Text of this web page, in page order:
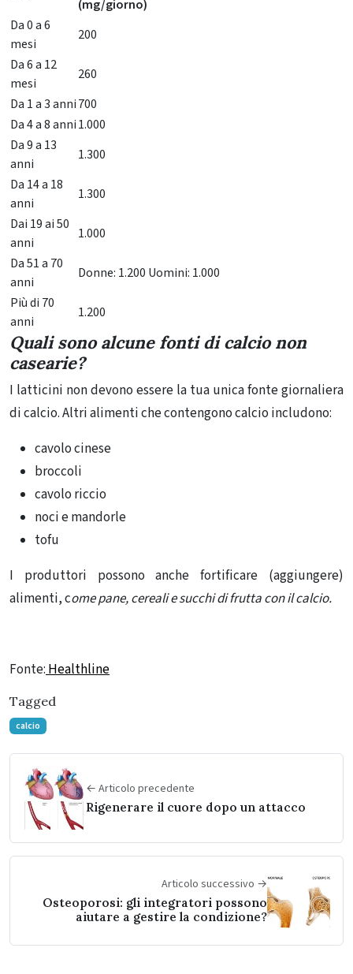
(mg/giorno)
Da 0 a 6
mesi
200
Da 6 a 12
mesi
260
Da 1 a 3 anni700
Da 4 a 8 anni1.000
Da 9 a 13
anni
1.300
Da 14 a 18
anni
1.300
Dai 19 ai 50
anni
1.000
Da 51 a 70
anni
Donne: 1.200 Uomini: 1.000
Più di 70
anni
1.200
Quali sono alcune fonti di calcio non
casearie?
I latticini non devono essere la tua unica fonte giornaliera
di calcio. Altri alimenti che contengono calcio includono:
cavolo cinese
broccoli
cavolo riccio
noci e mandorle
tofu
I produttori possono anche fortificare (aggiungere)
alimenti, come pane, cereali e succhi di frutta con il calcio.
Fonte: Healthline
Tagged
calcio
← Articolo precedente
Rigenerare il cuore dopo un attacco
Articolo successivo →
Osteoporosi: gli integratori possono
aiutare a gestire la condizione?